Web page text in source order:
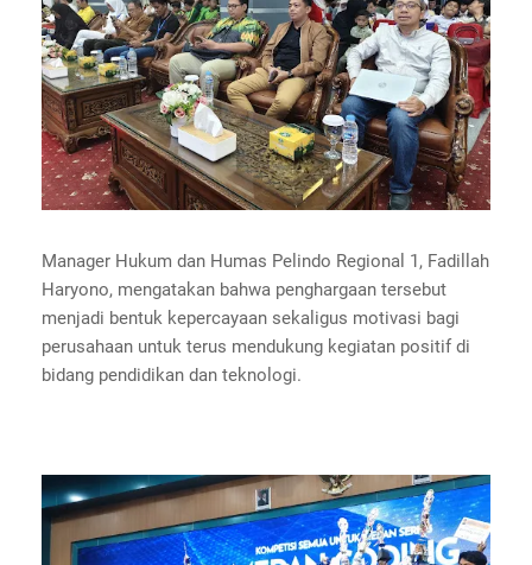
Manager Hukum dan Humas Pelindo Regional 1, Fadillah
Haryono, mengatakan bahwa penghargaan tersebut
menjadi bentuk kepercayaan sekaligus motivasi bagi
perusahaan untuk terus mendukung kegiatan positif di
bidang pendidikan dan teknologi.